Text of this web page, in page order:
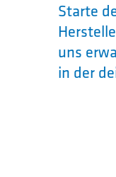
Starte
uns
in der